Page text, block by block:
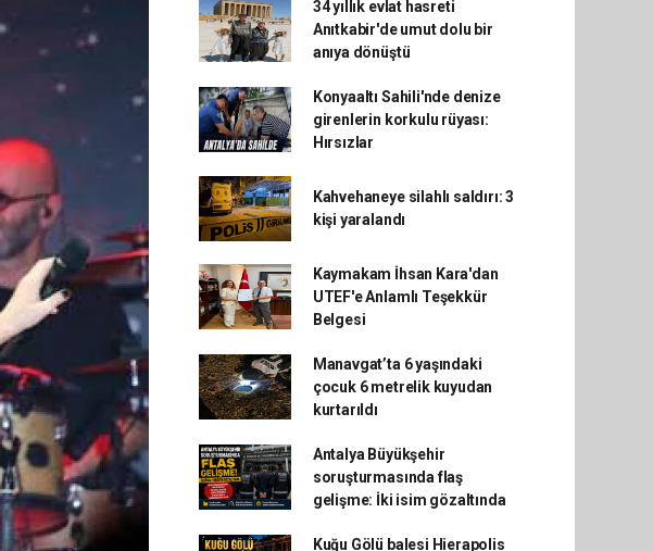
34 yıllık evlat hasreti
Anıtkabir'de umut dolu bir
anıya dönüştü
Konyaaltı Sahili'nde denize
girenlerin korkulu rüyası:
Hırsızlar
Kahvehaneye silahlı saldırı: 3
kişi yaralandı
Kaymakam İhsan Kara'dan
UTEF'e Anlamlı Teşekkür
Belgesi
Manavgat’ta 6 yaşındaki
çocuk 6 metrelik kuyudan
kurtarıldı
Antalya Büyükşehir
soruşturmasında flaş
gelişme: İki isim gözaltında
Kuğu Gölü balesi Hierapolis